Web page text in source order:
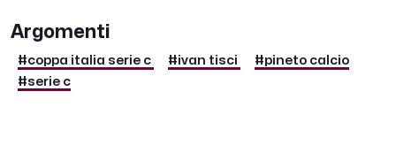
Argomenti
#coppa italia serie c #ivan tisci
#pineto calcio
#serie c